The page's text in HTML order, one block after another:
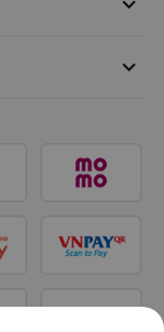
keyboard_arrow_down